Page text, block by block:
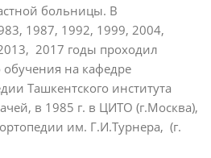
больницы. В
1987, 1992, 1999, 2004,
2017 годы проходил
на кафедре
Ташкентского института
в 1985 г. в ЦИТО (г.Москва),
им. Г.И.Турнера, (г.